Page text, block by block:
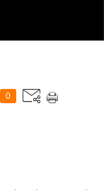
0